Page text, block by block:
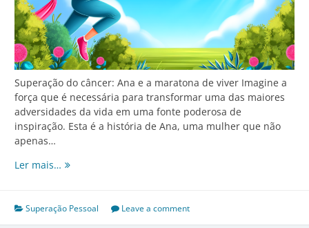
Superação do câncer: Ana e a maratona de viver Imagine a
força que é necessária para transformar uma das maiores
adversidades da vida em uma fonte poderosa de
inspiração. Esta é a história de Ana, uma mulher que não
apenas…
Ler mais… Superação
Ana
e
Superação Pessoal Leave a comment